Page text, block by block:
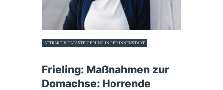
ATTRAKTIVITÄTSSTEIGERUNG IN DER INNENSTADT
Frieling: Maßnahmen zur
Domachse: Horrende